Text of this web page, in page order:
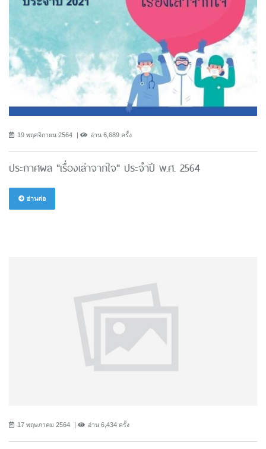
19 พฤศจิกายน 2564 อ่าน 6,689 ครั้ง
ประกาศผล "เรื่องเล่าจากใจ" ประจำปี พ.ศ. 2564
อ่านต่อ
17 พฤษภาคม 2564 อ่าน 6,434 ครั้ง